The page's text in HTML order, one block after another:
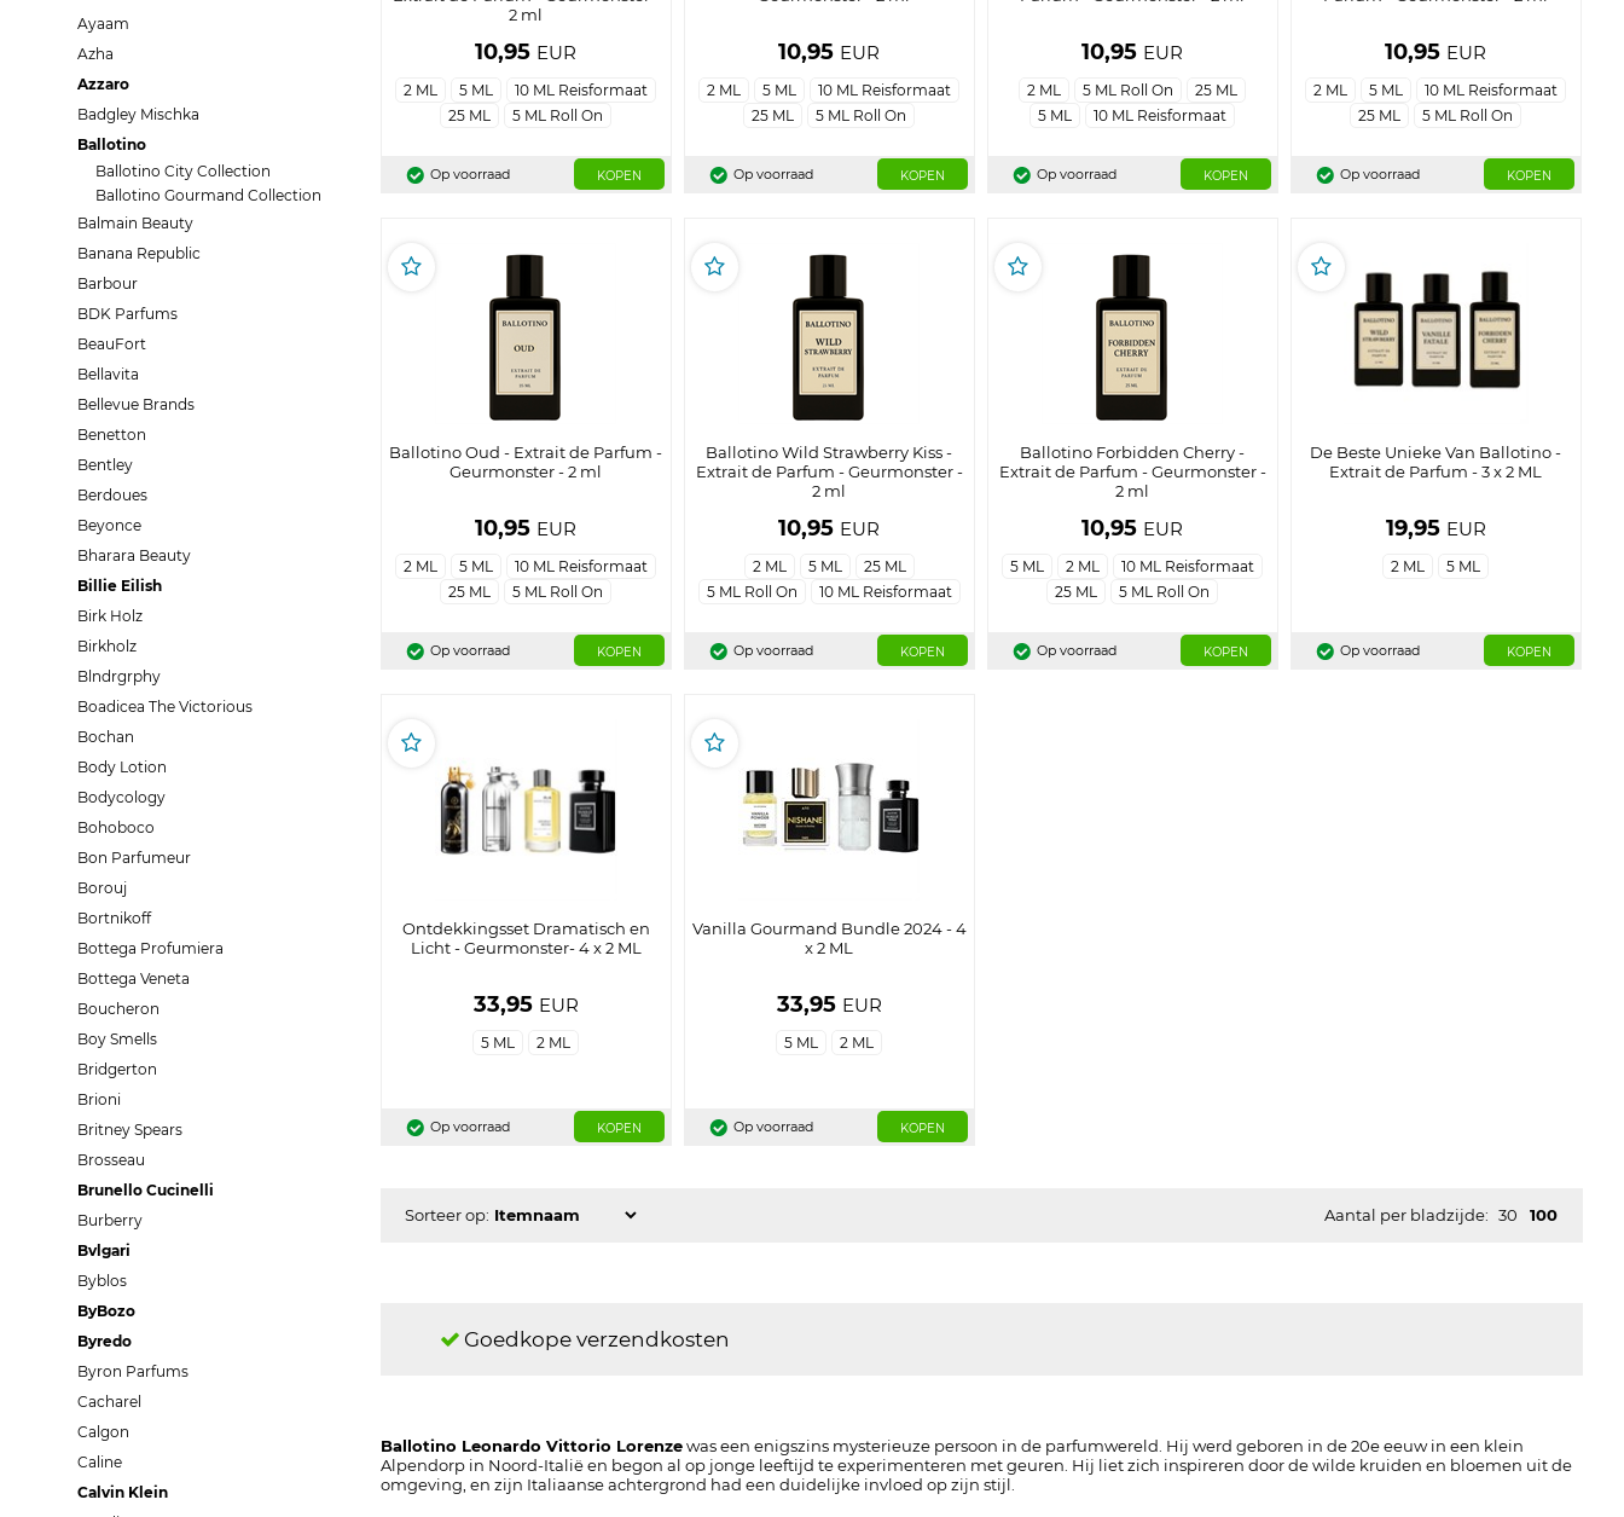
Ayaam
Azha
Azzaro
Badgley Mischka
Ballotino
Ballotino City Collection
Ballotino Gourmand Collection
Balmain Beauty
Banana Republic
Barbour
BDK Parfums
BeauFort
Bellavita
Bellevue Brands
Benetton
Bentley
Berdoues
Beyonce
Bharara Beauty
Billie Eilish
Birk Holz
Birkholz
Blndrgrphy
Boadicea The Victorious
Bochan
Body Lotion
Bodycology
Bohoboco
Bon Parfumeur
Borouj
Bortnikoff
Bottega Profumiera
Bottega Veneta
Boucheron
Boy Smells
Bridgerton
Brioni
Britney Spears
Brosseau
Brunello Cucinelli
Burberry
Bvlgari
Byblos
ByBozo
Byredo
Byron Parfums
Cacharel
Calgon
Caline
Calvin Klein
2 ml
10,95 EUR
2 ML 5 ML
10 ML Reisformaat
25 ML
5 ML Roll On
Op voorraad KOPEN
10,95 EUR
2 ML 5 ML
10 ML Reisformaat
25 ML
5 ML Roll On
Op voorraad KOPEN
10,95 EUR
2 ML 5 ML Roll On
25 ML
5 ML
10 ML Reisformaat
Op voorraad KOPEN
10,95 EUR
2 ML 5 ML
10 ML Reisformaat
25 ML
5 ML Roll On
Op voorraad KOPEN
Ballotino Oud - Extrait de Parfum -
Geurmonster - 2 ml
10,95 EUR
2 ML 5 ML
10 ML Reisformaat
25 ML
5 ML Roll On
Op voorraad KOPEN
Ballotino Wild Strawberry Kiss -
Extrait de Parfum - Geurmonster -
2 ml
10,95 EUR
2 ML 5 ML
25 ML
5 ML Roll On
10 ML Reisformaat
Op voorraad KOPEN
Ballotino Forbidden Cherry -
Extrait de Parfum - Geurmonster -
2 ml
10,95 EUR
5 ML 2 ML
10 ML Reisformaat
25 ML
5 ML Roll On
Op voorraad KOPEN
De Beste Unieke Van Ballotino -
Extrait de Parfum - 3 x 2 ML
19,95 EUR
2 ML 5 ML
Op voorraad KOPEN
Ontdekkingsset Dramatisch en
Licht - Geurmonster- 4 x 2 ML
33,95 EUR
5 ML 2 ML
Op voorraad KOPEN
Vanilla Gourmand Bundle 2024 - 4
x 2 ML
33,95 EUR
5 ML 2 ML
Op voorraad KOPEN
Sorteer op: Aantal per bladzijde: 30 100
Goedkope verzendkosten
Ballotino Leonardo Vittorio Lorenzewas een enigszins mysterieuze persoon in de parfumwereld. Hij werd geboren in de 20e eeuw in een klein
Alpendorp in Noord-Italië en begon al op jonge leeftijd te experimenteren met geuren. Hij liet zich inspireren door de wilde kruiden en bloemen uit de
omgeving, en zijn Italiaanse achtergrond had een duidelijke invloed op zijn stijl.